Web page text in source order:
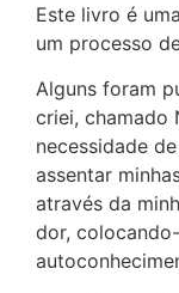
Este livro é
um processo
Alguns foram
criei, chamado
necessidade
assentar
através da
dor,